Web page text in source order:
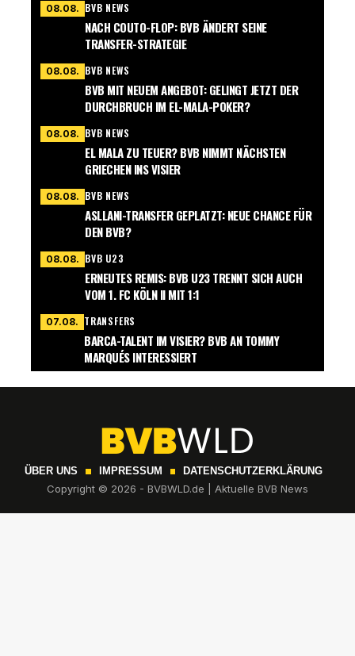
08.08. BVB NEWS
NACH COUTO-FLOP: BVB ÄNDERT SEINE
TRANSFER-STRATEGIE
08.08. BVB NEWS
BVB MIT NEUEM ANGEBOT: GELINGT JETZT DER
DURCHBRUCH IM EL-MALA-POKER?
08.08. BVB NEWS
EL MALA ZU TEUER? BVB NIMMT NÄCHSTEN
GRIECHEN INS VISIER
08.08. BVB NEWS
ASLLANI-TRANSFER GEPLATZT: NEUE CHANCE FÜR
DEN BVB?
08.08. BVB U23
ERNEUTES REMIS: BVB U23 TRENNT SICH AUCH
VOM 1. FC KÖLN II MIT 1:1
07.08. TRANSFERS
BARCA-TALENT IM VISIER? BVB AN TOMMY
MARQUÉS INTERESSIERT
ÜBER UNS IMPRESSUM DATENSCHUTZERKLÄRUNG
Copyright © 2026 - BVBWLD.de | Aktuelle BVB News